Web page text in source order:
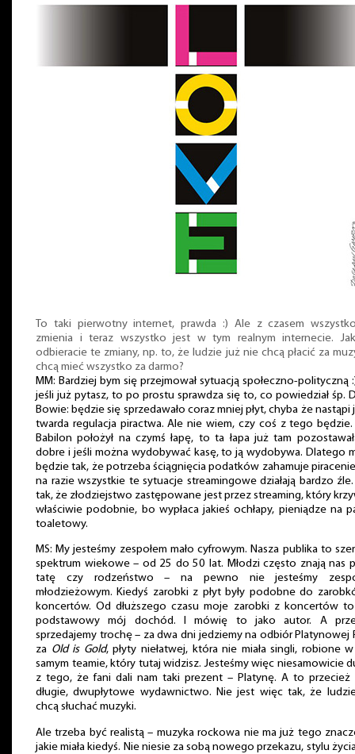
To taki pierwotny internet, prawda :) Ale z czasem
zmienia i teraz wszystko jest w tym realnym internecie.
odbieracie te zmiany, np. to, że ludzie już nie chcą płacić za
chcą mieć wszystko za darmo?
MM: Bardziej bym się przejmował sytuacją społeczno-polityczną
jeśli już pytasz, to po prostu sprawdza się to, co powiedział śp.
Bowie: będzie się sprzedawało coraz mniej płyt, chyba że nastąpi
twarda regulacja piractwa. Ale nie wiem, czy coś z tego będzie.
Babilon położył na czymś łapę, to ta łapa już tam
dobre i jeśli można wydobywać kasę, to ją wydobywa. Dlatego
będzie tak, że potrzeba ściągnięcia podatków zahamuje
na razie wszystkie te sytuacje streamingowe działają bardzo
tak, że złodziejstwo zastępowane jest przez streaming, który
właściwie podobnie, bo wypłaca jakieś ochłapy, pieniądze na
toaletowy.
MS: My jesteśmy zespołem mało cyfrowym. Nasza publika to
spektrum wiekowe – od 25 do 50 lat. Młodzi często znają nas
tatę czy rodzeństwo – na pewno nie jesteśmy
młodzieżowym. Kiedyś zarobki z płyt były podobne do
koncertów. Od dłuższego czasu moje zarobki z koncertów
podstawowy mój dochód. I mówię to jako autor. A
sprzedajemy trochę – za dwa dni jedziemy na odbiór Platynowej
za Old is Gold, płyty niełatwej, która nie miała singli, robione
samym teamie, który tutaj widzisz. Jesteśmy więc niesamowicie
z tego, że fani dali nam taki prezent – Platynę. A to przecież
długie, dwupłytowe wydawnictwo. Nie jest więc tak, że
chcą słuchać muzyki.
Ale trzeba być realistą – muzyka rockowa nie ma już tego
jakie miała kiedyś. Nie niesie za sobą nowego przekazu, stylu